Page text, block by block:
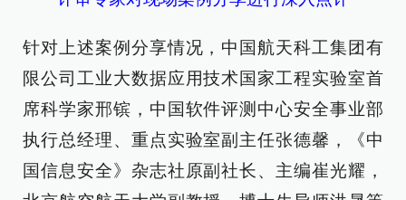
针对上述案例分享情况，中国航天科工集团有
限公司工业大数据应用技术国家工程实验室首
席科学家邢镔，中国软件评测中心安全事业部
执行总经理、重点实验室副主任张德馨，《中
国信息安全》杂志社原副社长、主编崔光耀，